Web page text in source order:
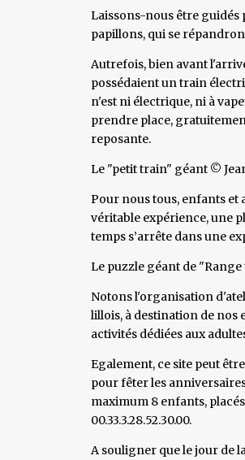
Laissons-nous être guidés
papillons, qui se
Autrefois, bien avant
possédaient un train
n'est ni électrique, ni à
prendre place,
reposante.
Le "petit train" géant ©
Pour nous tous, enfants et
véritable expérience, une
temps s’arrête dans une
Le puzzle géant de
Notons l'organisation
lillois, à destination de nos
activités dédiées aux
Egalement, ce site peut
pour fêter les
maximum 8 enfants,
00.33.3.28.52.30.00.
A souligner que le jour de